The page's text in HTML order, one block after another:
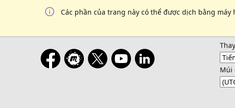
Các phần của trang này có thể được dịch bằng máy
Múi